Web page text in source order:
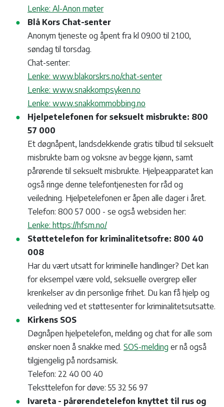
Lenke: Al-Anon møter
Blå Kors Chat-senter
Anonym tjeneste og åpent fra kl 09.00 til 21.00,
søndag til torsdag.
Chat-senter:
Lenke: www.blakorskrs.no/chat-senter
Lenke: www.snakkompsyken.no
Lenke: www.snakkommobbing.no
Hjelpetelefonen for seksuelt misbrukte: 800
57 000
Et døgnåpent, landsdekkende gratis tilbud til seksuelt
misbrukte barn og voksne av begge kjønn, samt
pårørende til seksuelt misbrukte. Hjelpeapparatet kan
også ringe denne telefontjenesten for råd og
veiledning. Hjelpetelefonen er åpen alle dager i året.
Telefon: 800 57 000 - se også websiden her:
Lenke: https://hfsm.no/
Støttetelefon for kriminalitetsofre: 800 40
008
Har du vært utsatt for kriminelle handlinger? Det kan
for eksempel være vold, seksuelle overgrep eller
krenkelser av din personlige frihet. Du kan få hjelp og
veiledning ved et støttesenter for kriminalitetsutsatte.
Kirkens SOS
Døgnåpen hjelpetelefon, melding og chat for alle som
ønsker noen å snakke med. SOS-melding er nå også
tilgjengelig på nordsamisk.
Telefon: 22 40 00 40
Teksttelefon for døve: 55 32 56 97
Ivareta - pårørendetelefon knyttet til rus og